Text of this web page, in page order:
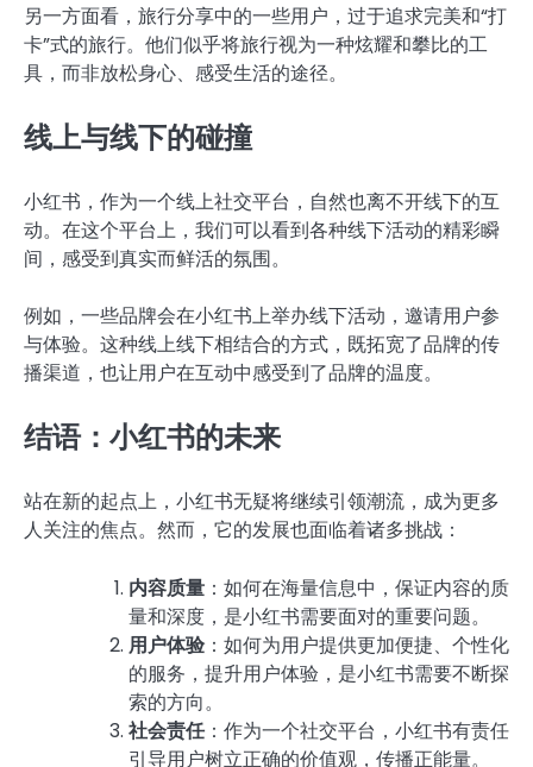
另一方面看，旅行分享中的一些用户，过于追求完美和“打
卡”式的旅行。他们似乎将旅行视为一种炫耀和攀比的工
具，而非放松身心、感受生活的途径。
线上与线下的碰撞
小红书，作为一个线上社交平台，自然也离不开线下的互
动。在这个平台上，我们可以看到各种线下活动的精彩瞬
间，感受到真实而鲜活的氛围。
例如，一些品牌会在小红书上举办线下活动，邀请用户参
与体验。这种线上线下相结合的方式，既拓宽了品牌的传
播渠道，也让用户在互动中感受到了品牌的温度。
结语：小红书的未来
站在新的起点上，小红书无疑将继续引领潮流，成为更多
人关注的焦点。然而，它的发展也面临着诸多挑战：
内容质量 ：如何在海量信息中，保证内容的质
量和深度，是小红书需要面对的重要问题。
用户体验 ：如何为用户提供更加便捷、个性化
的服务，提升用户体验，是小红书需要不断探
索的方向。
社会责任：作为一个社交平台，小红书有责任
引导用户树立正确的价值观，传播正能量。